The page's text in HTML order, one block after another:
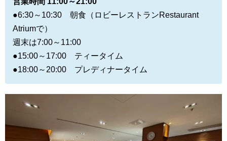
●6:30～10:30 朝食（ロビーレストランRestaurant
Atriumで）
週末は7:00～11:00
●15:00～17:00 ティータイム
●18:00～20:00 プレディナータイム